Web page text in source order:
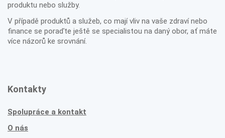
produktu nebo služby.
V případě produktů a služeb, co mají vliv na vaše zdraví nebo
finance se poraďte ještě se specialistou na daný obor, ať máte
více názorů ke srovnání.
Kontakty
Spolupráce a kontakt
O nás